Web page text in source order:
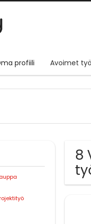
profiili Avoimet
8